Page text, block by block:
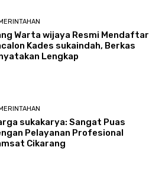
Warta wijaya Resmi Mendaftar
Kades sukaindah, Berkas
Lengkap
sukakarya: Sangat Puas
Pelayanan Profesional
Cikarang